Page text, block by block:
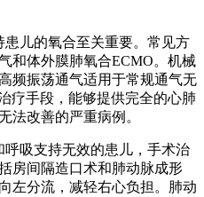
儿的氧合至关重要。常见方
和体外膜肺氧合ECMO。机械
频振荡通气适用于常规通气无
疗手段，能够提供完全的心肺
法改善的严重病例。
吸支持无效的患儿，手术治
房间隔造口术和肺动脉成形
左分流，减轻右心负担。肺动